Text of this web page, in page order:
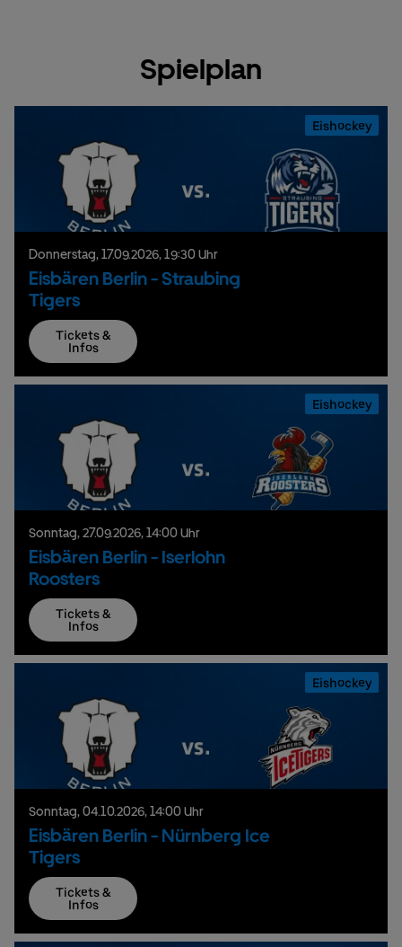
Spielplan
Eishockey
Donnerstag,17.09.2026,19:30 Uhr
Eisbären Berlin - Straubing
Tigers
Tickets &
Infos
Eishockey
Sonntag,27.09.2026,14:00 Uhr
Eisbären Berlin - Iserlohn
Roosters
Tickets &
Infos
Eishockey
Sonntag,04.10.2026,14:00 Uhr
Eisbären Berlin - Nürnberg Ice
Tigers
Tickets &
Infos